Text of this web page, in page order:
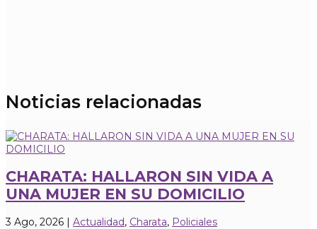
Noticias relacionadas
CHARATA: HALLARON SIN VIDA A
UNA MUJER EN SU DOMICILIO
3 Ago, 2026 | Actualidad, Charata, Policiales